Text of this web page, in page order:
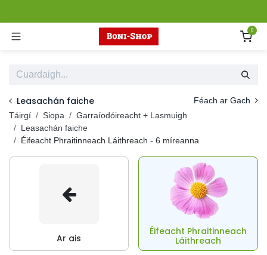
0
Leasachán faiche
Féach ar Gach
Táirgí
Siopa
Garraíodóireacht + Lasmuigh
Leasachán faiche
Éifeacht Phraitinneach Láithreach - 6 míreanna
Ar ais
Éifeacht Phraitinneach
Láithreach